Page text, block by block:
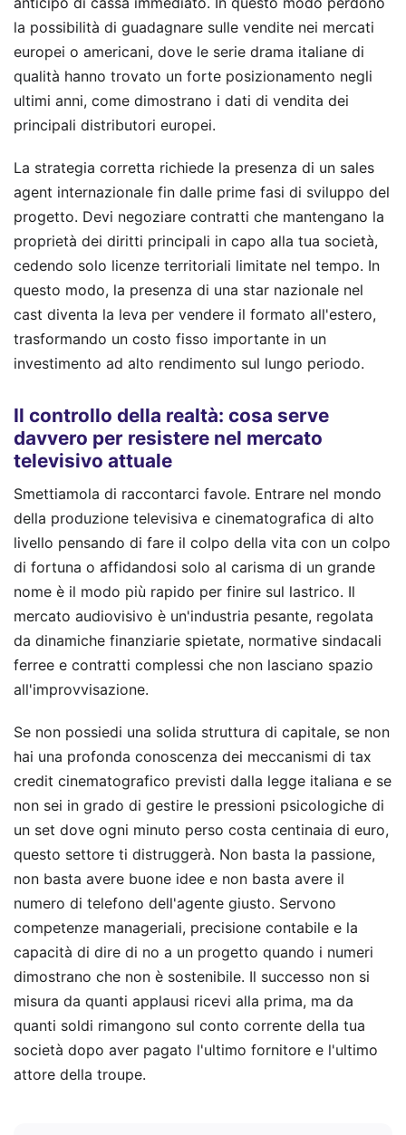
la possibilità di guadagnare sulle vendite nei mercati
europei o americani, dove le serie drama italiane di
qualità hanno trovato un forte posizionamento negli
ultimi anni, come dimostrano i dati di vendita dei
principali distributori europei.
La strategia corretta richiede la presenza di un sales
agent internazionale fin dalle prime fasi di sviluppo del
progetto. Devi negoziare contratti che mantengano la
proprietà dei diritti principali in capo alla tua società,
cedendo solo licenze territoriali limitate nel tempo. In
questo modo, la presenza di una star nazionale nel
cast diventa la leva per vendere il formato all'estero,
trasformando un costo fisso importante in un
investimento ad alto rendimento sul lungo periodo.
Il controllo della realtà: cosa serve
davvero per resistere nel mercato
televisivo attuale
Smettiamola di raccontarci favole. Entrare nel mondo
della produzione televisiva e cinematografica di alto
livello pensando di fare il colpo della vita con un colpo
di fortuna o affidandosi solo al carisma di un grande
nome è il modo più rapido per finire sul lastrico. Il
mercato audiovisivo è un'industria pesante, regolata
da dinamiche finanziarie spietate, normative sindacali
ferree e contratti complessi che non lasciano spazio
all'improvvisazione.
Se non possiedi una solida struttura di capitale, se non
hai una profonda conoscenza dei meccanismi di tax
credit cinematografico previsti dalla legge italiana e se
non sei in grado di gestire le pressioni psicologiche di
un set dove ogni minuto perso costa centinaia di euro,
questo settore ti distruggerà. Non basta la passione,
non basta avere buone idee e non basta avere il
numero di telefono dell'agente giusto. Servono
competenze manageriali, precisione contabile e la
capacità di dire di no a un progetto quando i numeri
dimostrano che non è sostenibile. Il successo non si
misura da quanti applausi ricevi alla prima, ma da
quanti soldi rimangono sul conto corrente della tua
società dopo aver pagato l'ultimo fornitore e l'ultimo
attore della troupe.